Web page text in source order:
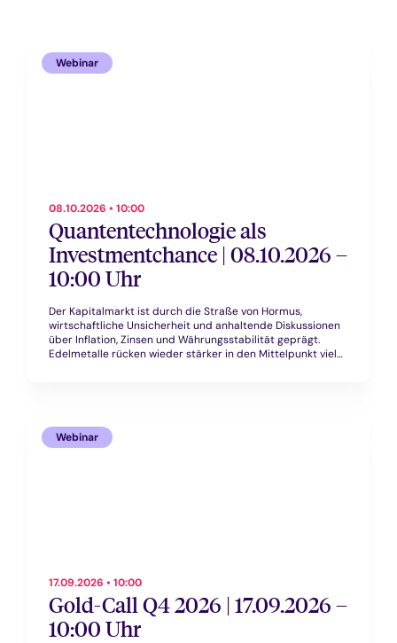
Webinar
08.10.2026 • 10:00
Quantentechnologie als
Investmentchance | 08.10.2026 –
10:00 Uhr
Der Kapitalmarkt ist durch die Straße von Hormus,
wirtschaftliche Unsicherheit und anhaltende Diskussionen
über Inflation, Zinsen und Währungsstabilität geprägt.
Edelmetalle rücken wieder stärker in den Mittelpunkt vieler
sowie auf Golds Rolle als Stabilitätsanker im Portfolio.
Webinar
17.09.2026 • 10:00
Gold-Call Q4 2026 | 17.09.2026 –
10:00 Uhr